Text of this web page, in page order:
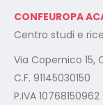
CONFEUROPA
Centro studi e
Via Copernico 15,
C.F. 91145030150
P.IVA 10768150962